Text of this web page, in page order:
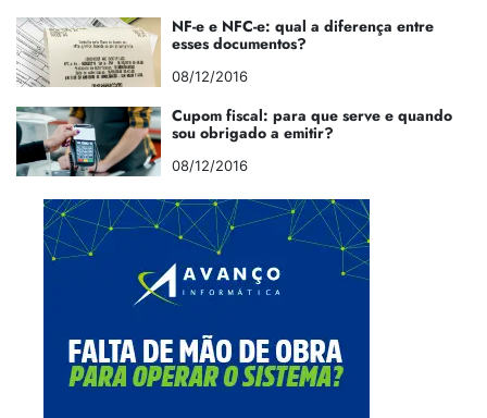
NF-e e NFC-e: qual a diferença entre
esses documentos?
08/12/2016
Cupom fiscal: para que serve e quando
sou obrigado a emitir?
08/12/2016